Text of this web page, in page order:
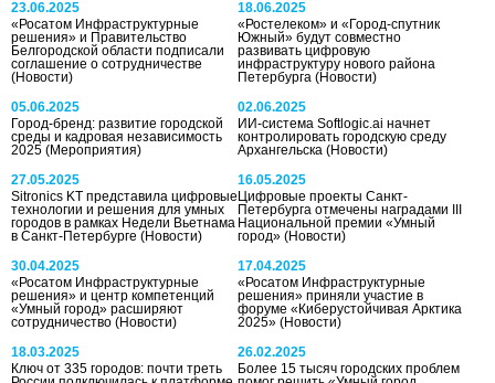
23.06.2025
«Росатом Инфраструктурные
решения» и Правительство
Белгородской области подписали
соглашение о сотрудничестве
(Новости)
18.06.2025
«Ростелеком» и «Город-спутник
Южный» будут совместно
развивать цифровую
инфраструктуру нового района
Петербурга(Новости)
05.06.2025
Город-бренд: развитие городской
среды и кадровая независимость
2025 (Мероприятия)
02.06.2025
ИИ-система Softlogic.ai начнет
контролировать городскую среду
Архангельска(Новости)
27.05.2025
Sitronics KT представила цифровые
технологии и решения для умных
городов в рамках Недели Вьетнама
в Санкт-Петербурге (Новости)
16.05.2025
Цифровые проекты Санкт-
Петербурга отмечены наградами III
Национальной премии «Умный
город»(Новости)
30.04.2025
«Росатом Инфраструктурные
решения» и центр компетенций
«Умный город» расширяют
сотрудничество (Новости)
17.04.2025
«Росатом Инфраструктурные
решения» приняли участие в
форуме «Киберустойчивая Арктика
2025»(Новости)
18.03.2025
Ключ от 335 городов: почти треть
26.02.2025
Более 15 тысяч городских проблем